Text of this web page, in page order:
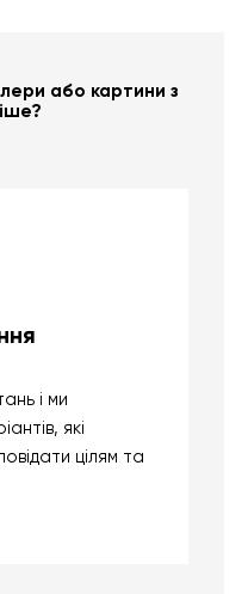
або картини з
і ми
які
цілям та